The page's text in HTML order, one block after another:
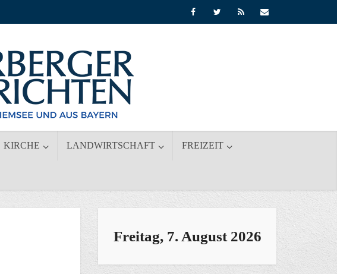
KIRCHE LANDWIRTSCHAFT FREIZEIT
Freitag, 7. August 2026